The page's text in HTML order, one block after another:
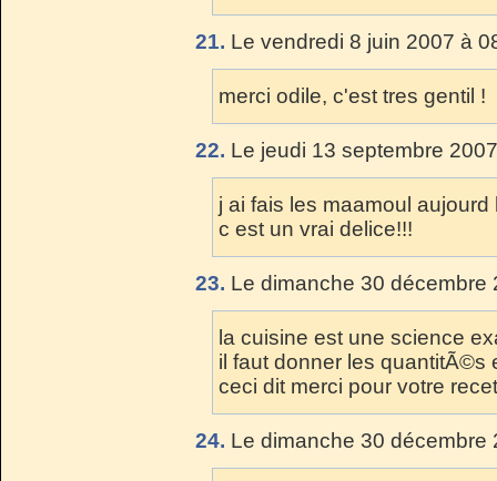
21. Le vendredi 8 juin 2007 à
merci odile, c'est tres gentil !
22. Le jeudi 13 septembre
j ai fais les maamoul
c est un vrai delice!!!
23. Le dimanche 30
la cuisine est une science
il faut donner les quantitÃ©s
ceci dit merci pour votre
24. Le dimanche 30